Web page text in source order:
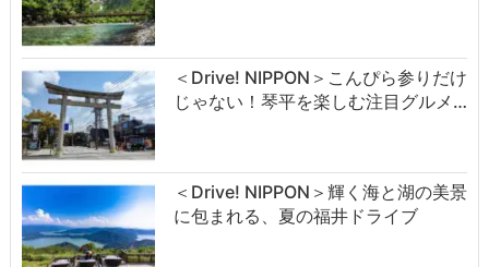
＜Drive! NIPPON＞こんぴら参りだけ
じゃない！琴平を楽しむ注目グルメ…
＜Drive! NIPPON＞輝く海と湖の美景
に包まれる、夏の福井ドライブ